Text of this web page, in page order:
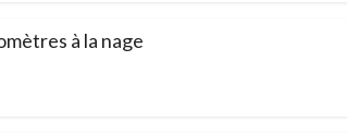
à la nage